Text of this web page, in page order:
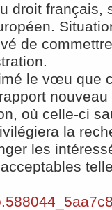
droit français,
de
le vœu que
où celle-ci
la
les